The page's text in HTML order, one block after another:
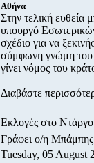
Αθήνα
Στην τελική ευθεία
υπουργό
σχέδιο για να
σύμφωνη γνώμη του
γίνει νόμος του
Διαβάστε
Εκλογές στο
Γράφει ο/η
Tuesday, 05 August